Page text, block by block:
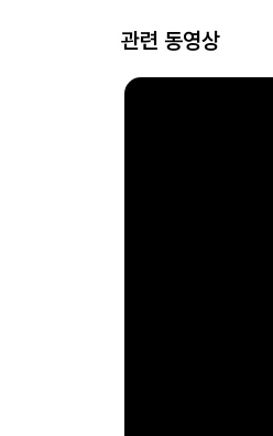
관련 동영상